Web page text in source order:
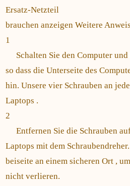
Ersatz-Netzteil
brauchen anzeigen Weitere
1
Schalten Sie den Computer
so dass die Unterseite des
hin. Unsere vier Schrauben an
Laptops .
2
Entfernen Sie die Schrauben
Laptops mit dem
beiseite an einem sicheren Ort ,
nicht verlieren.